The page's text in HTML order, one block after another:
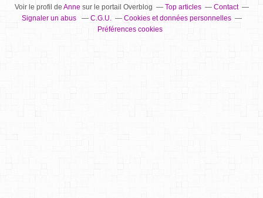
Voir le profil de Annesur le portail Overblog Top articles
Contact
Signaler un abus
C.G.U.
Cookies et données personnelles
Préférences cookies